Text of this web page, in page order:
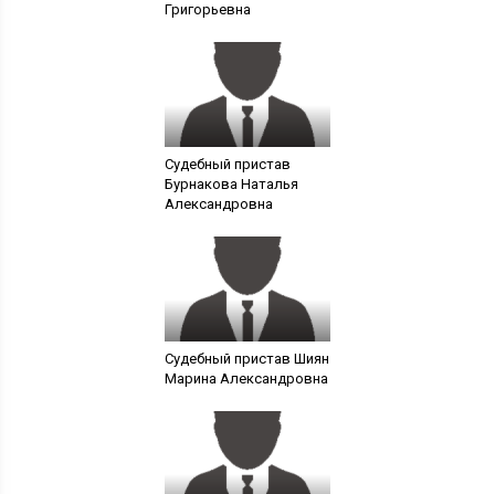
Григорьевна
Судебный пристав
Бурнакова Наталья
Александровна
Судебный пристав Шиян
Марина Александровна